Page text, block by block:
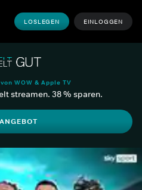
LOSLEGEN EINLOGGEN
WOW & Apple TV
streamen. 38 % sparen.